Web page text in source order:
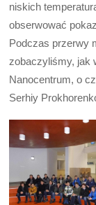
niskich
obserwować
Podczas przerwy
zobaczyliśmy, jak
Nanocentrum, o
Serhiy